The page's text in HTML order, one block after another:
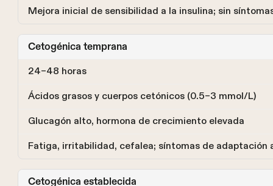
Mejora inicial de sensibilidad a la insulina; sin
Cetogénica temprana
24–48 horas
Ácidos grasos y cuerpos cetónicos (0.5–3 mmol/L)
Glucagón alto, hormona de crecimiento elevada
Fatiga, irritabilidad, cefalea; síntomas de adaptación
Cetogénica establecida